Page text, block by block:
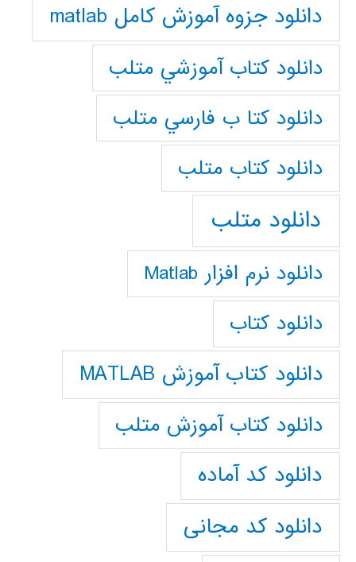
دانلود جزوه آموزش کامل matlab
دانلود كتاب آموزشي متلب
دانلود كتا ب فارسي متلب
دانلود كتاب متلب
دانلود متلب
دانلود نرم افزار Matlab
دانلود کتاب
دانلود کتاب آموزش MATLAB
دانلود کتاب آموزش متلب
دانلود کد آماده
دانلود کد مجانی